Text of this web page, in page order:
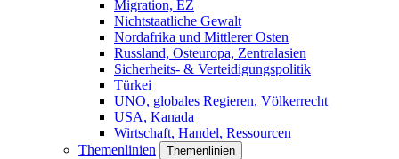
Migration, EZ
Nichtstaatliche Gewalt
Nordafrika und Mittlerer Osten
Russland, Osteuropa, Zentralasien
Sicherheits- & Verteidigungspolitik
Türkei
UNO, globales Regieren, Völkerrecht
USA, Kanada
Wirtschaft, Handel, Ressourcen
Themenlinien
Themenlinien